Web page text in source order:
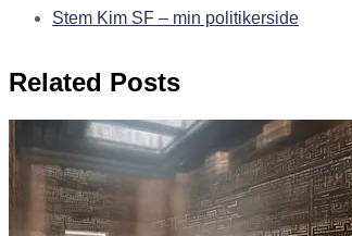
Stem Kim SF – min politikerside
Related Posts